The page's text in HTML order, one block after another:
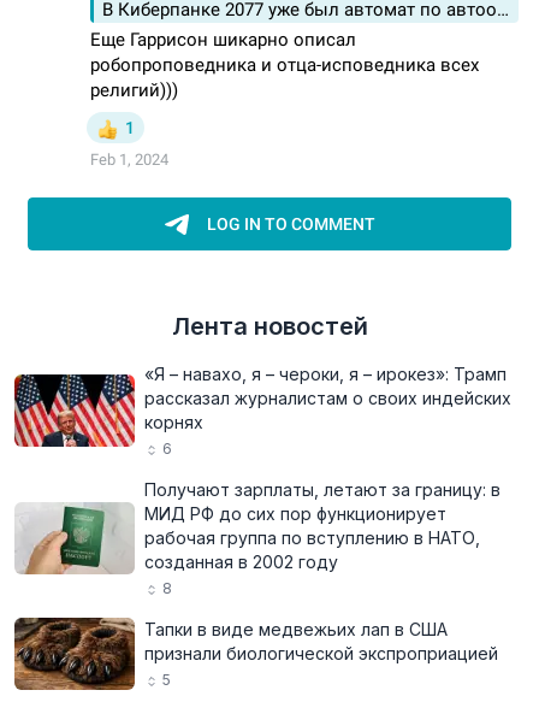
Лента новостей
«Я – навахо, я – чероки, я – ирокез»: Трамп
рассказал журналистам о своих индейских
корнях
6
Получают зарплаты, летают за границу: в
МИД РФ до сих пор функционирует
рабочая группа по вступлению в НАТО,
созданная в 2002 году
8
Тапки в виде медвежьих лап в США
признали биологической экспроприацией
5